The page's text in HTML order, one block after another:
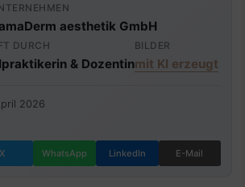
aesthetik GmbH
DURCH
& Dozentin
BILDER
mit KI erzeugt
2026
X WhatsApp LinkedIn E-Mail